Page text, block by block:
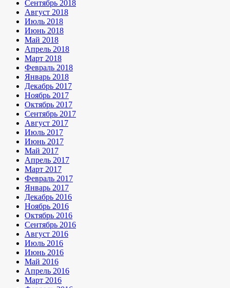
Сентябрь 2018
Август 2018
Июль 2018
Июнь 2018
Май 2018
Апрель 2018
Март 2018
Февраль 2018
Январь 2018
Декабрь 2017
Ноябрь 2017
Октябрь 2017
Сентябрь 2017
Август 2017
Июль 2017
Июнь 2017
Май 2017
Апрель 2017
Март 2017
Февраль 2017
Январь 2017
Декабрь 2016
Ноябрь 2016
Октябрь 2016
Сентябрь 2016
Август 2016
Июль 2016
Июнь 2016
Май 2016
Апрель 2016
Март 2016